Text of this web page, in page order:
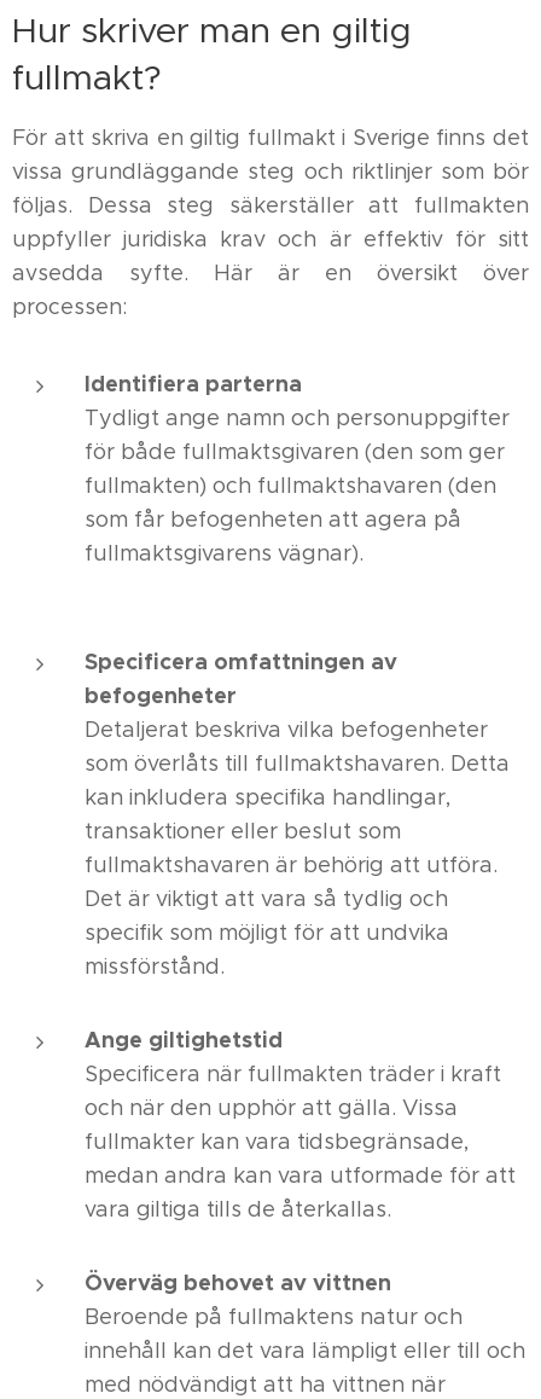
Hur skriver man en giltig
fullmakt?
För att skriva en giltig fullmakt i Sverige finns det
vissa grundläggande steg och riktlinjer som bör
följas. Dessa steg säkerställer att fullmakten
uppfyller juridiska krav och är effektiv för sitt
avsedda syfte. Här är en översikt över
processen:
Identifiera parterna
Tydligt ange namn och personuppgifter
för både fullmaktsgivaren (den som ger
fullmakten) och fullmaktshavaren (den
som får befogenheten att agera på
fullmaktsgivarens vägnar).
Specificera omfattningen av
befogenheter
Detaljerat beskriva vilka befogenheter
som överlåts till fullmaktshavaren. Detta
kan inkludera specifika handlingar,
transaktioner eller beslut som
fullmaktshavaren är behörig att utföra.
Det är viktigt att vara så tydlig och
specifik som möjligt för att undvika
missförstånd.
Ange giltighetstid
Specificera när fullmakten träder i kraft
och när den upphör att gälla. Vissa
fullmakter kan vara tidsbegränsade,
medan andra kan vara utformade för att
vara giltiga tills de återkallas.
Överväg behovet av vittnen
Beroende på fullmaktens natur och
innehåll kan det vara lämpligt eller till och
med nödvändigt att ha vittnen när